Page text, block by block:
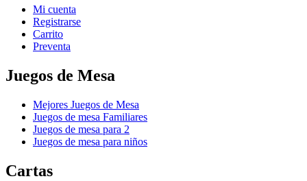
Mi cuenta
Registrarse
Carrito
Preventa
Juegos de Mesa
Mejores Juegos de Mesa
Juegos de mesa Familiares
Juegos de mesa para 2
Juegos de mesa para niños
Cartas